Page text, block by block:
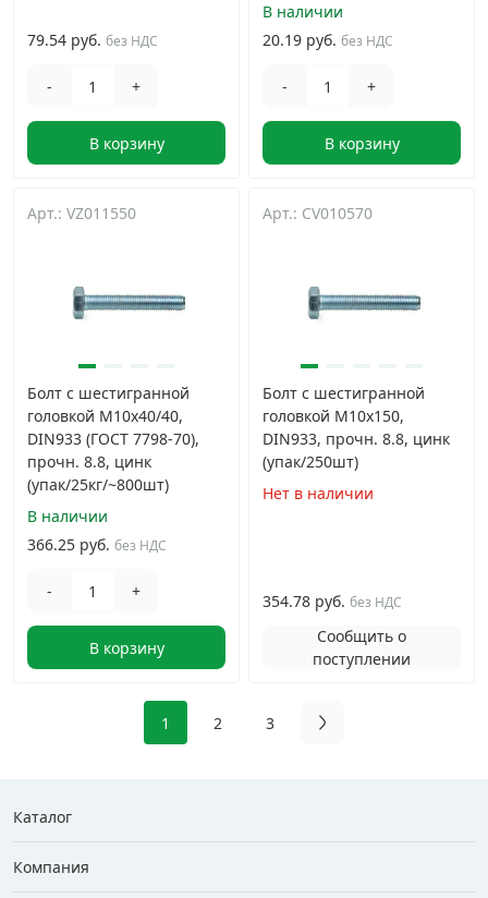
79.54 руб. без НДС
- +
В корзину
В наличии
20.19 руб. без НДС
- +
В корзину
Арт.: VZ011550
Болт с шестигранной
головкой М10х40/40,
DIN933 (ГОСТ 7798-70),
прочн. 8.8, цинк
(упак/25кг/~800шт)
В наличии
366.25 руб. без НДС
- +
В корзину
Арт.: CV010570
Болт с шестигранной
головкой М10х150,
DIN933, прочн. 8.8, цинк
(упак/250шт)
Нет в наличии
354.78 руб. без НДС
Сообщить о
поступлении
1 2 3
Каталог
Компания